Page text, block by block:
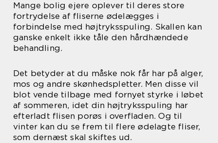
Mange bolig ejere oplever til deres store
fortrydelse af fliserne ødelægges i
forbindelse med højtryksspuling. Skallen kan
ganske enkelt ikke tåle den hårdhændede
behandling.
Det betyder at du måske nok får har på alger,
mos og andre skønhedspletter. Men disse vil
blot vende tilbage med fornyet styrke i løbet
af sommeren, idet din højtryksspuling har
efterladt flisen porøs i overfladen. Og til
vinter kan du se frem til flere ødelagte fliser,
som dernæst skal skiftes ud.